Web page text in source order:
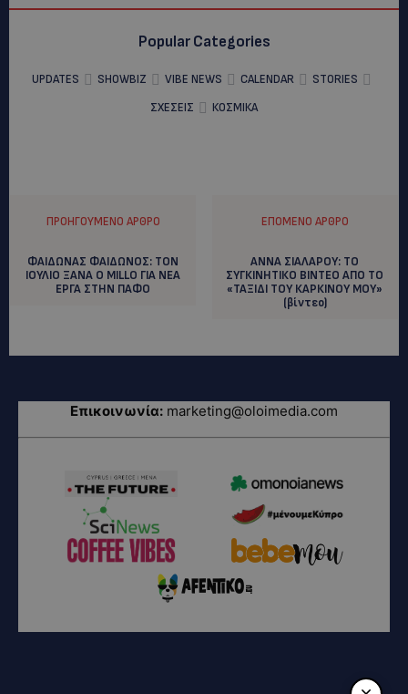
Popular Categories
UPDATES SHOWBIZ VIBE NEWS CALENDAR
STORIES
ΣΧΕΣΕΙΣ
ΚΟΣΜΙΚΑ
ΠΡΟΗΓΟΎΜΕΝΟ ΆΡΘΡΟ
ΦΑΙΔΩΝΑΣ ΦΑΙΔΩΝΟΣ: TON
ΙΟΥΛΙΟ ΞΑΝΑ Ο MILLO ΓΙΑ ΝΕΑ
ΕΡΓΑ ΣΤΗΝ ΠΑΦΟ
ΕΠΌΜΕΝΟ ΆΡΘΡΟ
ΑΝΝΑ ΣΙΑΛΑΡΟΥ: TO
ΣΥΓΚΙΝΗΤΙΚΟ ΒΙΝΤΕΟ ΑΠΟ ΤΟ
«ΤΑΞΙΔΙ ΤΟΥ ΚΑΡΚΙΝΟΥ ΜΟΥ»
(βίντεο)
Επικοινωνία: marketing@oloimedia.com